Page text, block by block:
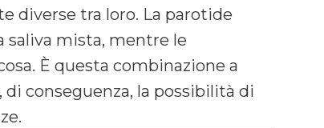
diverse tra loro. La parotide
saliva mista, mentre le
È questa combinazione a
conseguenza, la possibilità di